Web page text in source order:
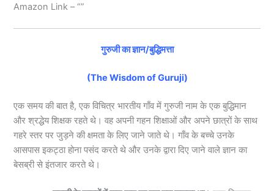
Amazon Link – “”
गुरुजी का ज्ञान/बुद्धिमत्ता
(The Wisdom of Guruji)
एक समय की बात है, एक विचित्र भारतीय गाँव में गुरुजी नाम के एक बुद्धिमान
और श्रद्धेय शिक्षक रहते थे। वह अपनी गहन शिक्षाओं और अपने छात्रों के साथ
गहरे स्तर पर जुड़ने की क्षमता के लिए जाने जाते थे। गाँव के बच्चे उनके
आसपास इकट्ठा होना पसंद करते थे और उनके द्वारा दिए जाने वाले ज्ञान का
बेसब्री से इंतजार करते थे।